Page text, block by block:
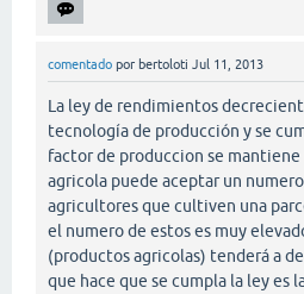
comentado por bertoloti Jul 11, 2013
La ley de rendimientos
tecnología de producción y se
factor de produccion se
agricola puede aceptar un
agricultores que cultiven una
el numero de estos es muy
(productos agricolas) tenderá a
que hace que se cumpla la ley es